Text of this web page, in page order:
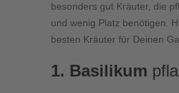
besonders gut Kräuter, die
und wenig Platz benötigen.
besten Kräuter für Deinen
1. Basilikum